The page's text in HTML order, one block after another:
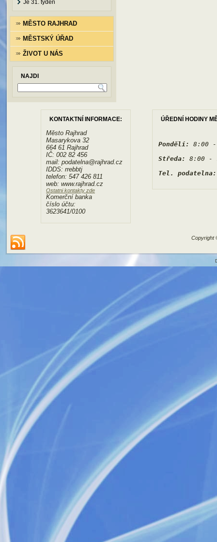
Je 31. týden
MĚSTO RAJHRAD
MĚSTSKÝ ÚŘAD
ŽIVOT U NÁS
NAJDI
KONTAKTNÍ INFORMACE:
Město Rajhrad
Masarykova 32
664 61 Rajhrad
IČ: 002 82 456
mail: podatelna@rajhrad.cz
IDDS: rrebbtj
telefon: 547 426 811
web: www.rajhrad.cz
Ostatni kontakty zde
Komerční banka
číslo účtu:
3623641/0100
ÚŘEDNÍ HODINY
Pondělí: 8:00 -
Středa: 8:00 -
Tel. podatelna:
Copyright